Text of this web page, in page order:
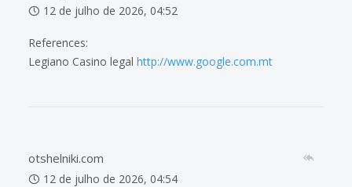
12 de julho de 2026, 04:52
References:
Legiano Casino legal http://www.google.com.mt
otshelniki.com
12 de julho de 2026, 04:54